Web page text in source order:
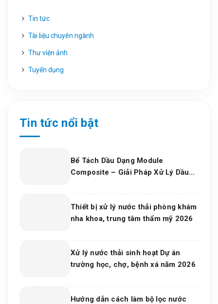
Tin tức
Tài liệu chuyên ngành
Thư viện ảnh
Tuyển dụng
Tin tức nổi bật
Bể Tách Dầu Dạng Module
Composite – Giải Pháp Xử Lý Dầu
Thiết bị xử lý nước thải phòng khám
nha khoa, trung tâm thẩm mỹ 2026
Xử lý nước thải sinh hoạt Dự án
trường học, chợ, bệnh xá năm 2026
Hướng dẫn cách làm bộ lọc nước